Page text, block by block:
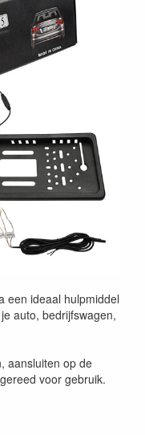
een ideaal hulpmiddel
auto, bedrijfswagen,
aansluiten op de
voor gebruik.